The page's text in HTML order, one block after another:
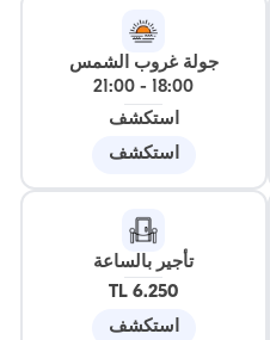
جولة غروب الشمس
18:00
-
21:00
استكشف
استكشف
تأجير بالساعة
6.250 TL
استكشف